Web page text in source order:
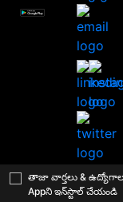
తాజా వార్తలు &
Appని ఇన్‌స్టాల్ చేయండి
This material